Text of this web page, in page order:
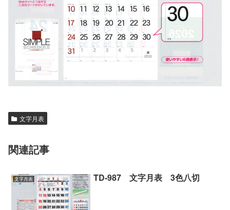
文字月表
関連記事
文字月表 TD-987 文字月表 3色八切